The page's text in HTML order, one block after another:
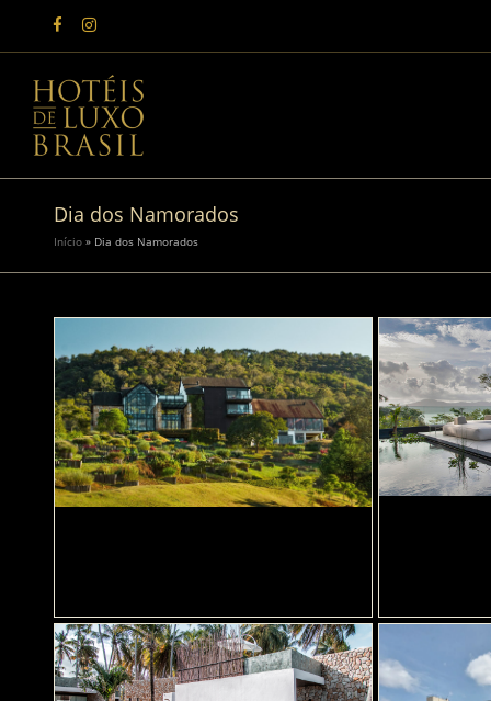
Dia dos Namorados
Início » Dia dos Namorados